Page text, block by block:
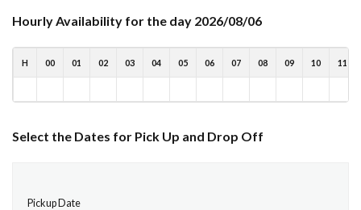
Hourly Availability for the day 2026/08/06
H 00 01 02 03 04 05 06 07 08 09 10 11
Select the Dates for Pick Up and Drop Off
Pickup Date